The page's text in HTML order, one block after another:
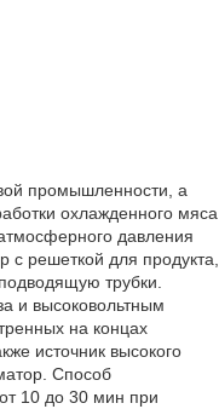
промышленности, а
охлажденного мяса
давления
с решеткой для продукта,
трубки.
и высоковольтным
на концах
источник высокого
Способ
10 до 30 мин при